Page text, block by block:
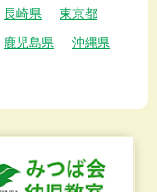
長崎県
東京都
鹿児島県
沖縄県